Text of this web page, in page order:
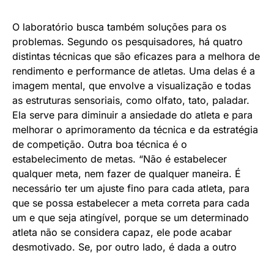
O laboratório busca também soluções para os
problemas. Segundo os pesquisadores, há quatro
distintas técnicas que são eficazes para a melhora de
rendimento e performance de atletas. Uma delas é a
imagem mental, que envolve a visualização e todas
as estruturas sensoriais, como olfato, tato, paladar.
Ela serve para diminuir a ansiedade do atleta e para
melhorar o aprimoramento da técnica e da estratégia
de competição. Outra boa técnica é o
estabelecimento de metas. “Não é estabelecer
qualquer meta, nem fazer de qualquer maneira. É
necessário ter um ajuste fino para cada atleta, para
que se possa estabelecer a meta correta para cada
um e que seja atingível, porque se um determinado
atleta não se considera capaz, ele pode acabar
desmotivado. Se, por outro lado, é dada a outro